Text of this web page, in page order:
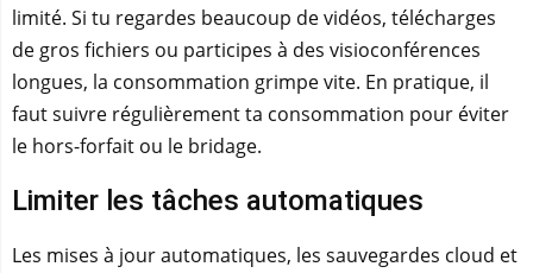
limité. Si tu regardes beaucoup de vidéos, télécharges
de gros fichiers ou participes à des visioconférences
longues, la consommation grimpe vite. En pratique, il
faut suivre régulièrement ta consommation pour éviter
le hors-forfait ou le bridage.
Limiter les tâches automatiques
Les mises à jour automatiques, les sauvegardes cloud et